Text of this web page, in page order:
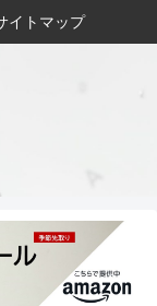
イトマップ